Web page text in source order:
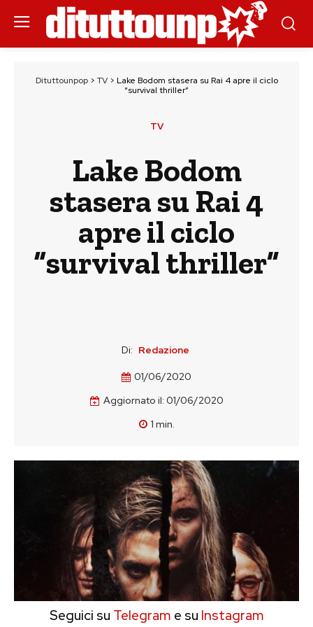
Dituttounpop> TV> Lake Bodom stasera su Rai 4 apre il ciclo
“survival thriller”
TV
Lake Bodom
stasera su Rai 4
apre il ciclo
“survival thriller”
Di: Redazione
01/06/2020
Aggiornato il: 01/06/2020
1 min.
Seguici su Telegram e su Instagram